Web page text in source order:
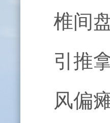
椎间
引推
风偏